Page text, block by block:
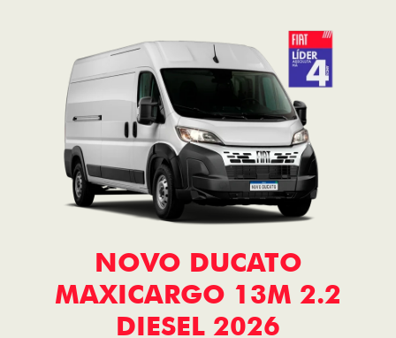
NOVO DUCATO
MAXICARGO 13M 2.2
DIESEL 2026